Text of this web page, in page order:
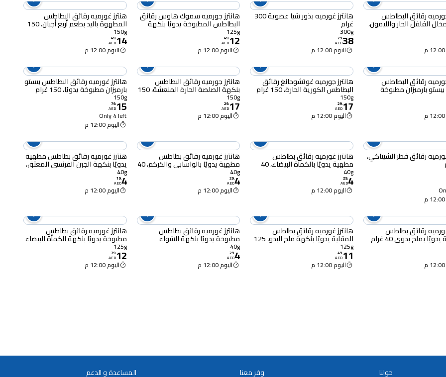
رقائق البطاطس
الفلفل الحار والليمون،
هانترز غورميه بذور شيا عضوية 300
غرام
300g
38
.
79
AED
اليوم 12:00 م
هانترز جورميه سموك هاوس رقائق
البطاطس المطبوخة يدويًا بنكهة
الشواء، 125 غرام
125g
12
.
49
AED
اليوم 12:00 م
هنترز غورميه رقائق البطاطس
المطهوة باليد بطعم أربع أجبان، 150
غرام
150g
14
.
49
AED
اليوم 12:00 م
رقائق البطاطس
بارميزان مطبوخة
هانترز جورميه غوتشوجانغ رقائق
البطاطس الكورية الحارة، 150 غرام
150g
17
.
29
AED
اليوم 12:00 م
هانترز جورميه رقائق البطاطس
بنكهة الصلصة الحارة المنعشة، 150
غرام
150g
17
.
29
AED
اليوم 12:00 م
هانترز غورميه رقائق البطاطس بيستو
بارميزان مطبوخة يدويًا، 150 غرام
150g
15
.
79
AED
Only 4 left
اليوم 12:00 م
رقائق فطر الشيتاكي، هانترز غورميه رقائق بطاطس
مطهية يدويًا بالكمأة البيضاء، 40
غرام
40g
4
.
29
AED
اليوم 12:00 م
هانترز غورميه رقائق بطاطس
مطهية يدويًا بالواسابي والكركم، 40
غرام
40g
4
.
29
AED
اليوم 12:00 م
هنترز غورميه رقائق بطاطس مطهية
يدويًا بنكهة الجبن الفرنسي المعتق،
40غرام
40g
4
.
19
AED
اليوم 12:00 م
رقائق بطاطس
بملح بدوي 40 غرام
هانترز غورميه رقائق بطاطس
المقلية يدويًا بنكهة ملح البدو، 125
غرامًا
125g
11
.
49
AED
اليوم 12:00 م
هانترز غورميه رقائق بطاطس
مطبوخة يدويًا بنكهة الشواء
المدخن، 40 غرام
40g
4
.
29
AED
اليوم 12:00 م
هانترز غورميه رقائق بطاطس
مطبوخة يدويًا بنكهة الكمأة البيضاء
125 غرامًا
125g
12
.
79
AED
اليوم 12:00 م
حولنا وفر معنا المساعدة و الدعم